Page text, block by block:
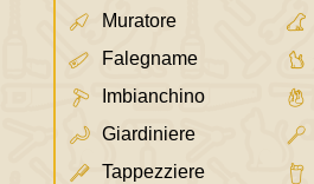
Muratore
Falegname
Imbianchino
Giardiniere
Tappezziere